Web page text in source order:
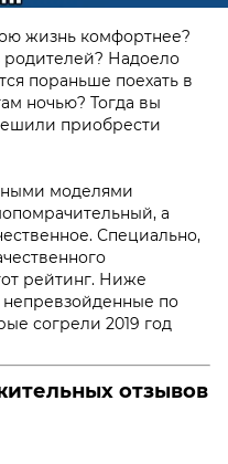
жизнь комфортнее?
родителей? Надоело
пораньше поехать в
ночью? Тогда вы
приобрести
моделями
а
Специально,
рейтинг. Ниже
по
согрели 2019 год
отзывов